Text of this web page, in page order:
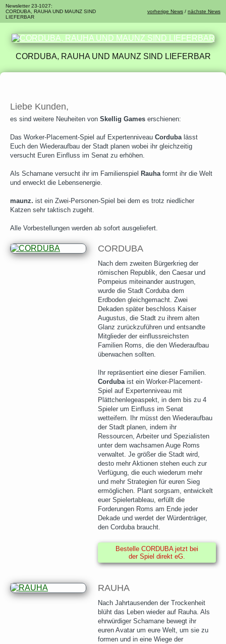
Newsletter 23-1027:
CORDUBA, RAUHA UND MAUNZ SIND
LIEFERBAR
vorherige News / nächste News
CORDUBA, RAUHA UND MAUNZ SIND LIEFERBAR
Liebe Kunden,
es sind weitere Neuheiten von Skellig Games erschienen:
Das Worker-Placement-Spiel auf Expertenniveau Cordubalässt
Euch den Wiederaufbau der Stadt planen wobei ihr gleichzeitig
versucht Euren Einfluss im Senat zu erhöhen.
Als Schamane versucht ihr im Familienspiel Rauhaformt ihr die Welt
und erweckt die Lebensenergie.
maunz. ist ein Zwei-Personen-Spiel bei dem es trotz niedlicher
Katzen sehr taktisch zugeht.
Alle Vorbestellungen werden ab sofort ausgeliefert.
CORDUBA
Nach dem zweiten Bürgerkrieg der
römischen Republik, den Caesar und
Pompeius miteinander austrugen,
wurde die Stadt Corduba dem
Erdboden gleichgemacht. Zwei
Dekaden später beschloss Kaiser
Augustus, die Stadt zu ihrem alten
Glanz zurückzuführen und entsandte
Mitglieder der einflussreichsten
Familien Roms, die den Wiederaufbau
überwachen sollten.
Ihr repräsentiert eine dieser Familien.
Corduba ist ein Worker-Placement-
Spiel auf Expertenniveau mit
Plättchenlegeaspekt, in dem bis zu 4
Spieler um Einfluss im Senat
wetteifern. Ihr müsst den Wiederaufbau
der Stadt planen, indem ihr
Ressourcen, Arbeiter und Spezialisten
unter dem wachsamen Auge Roms
verwaltet. Je größer die Stadt wird,
desto mehr Aktionen stehen euch zur
Verfügung, die euch wiederum mehr
und mehr Strategien für euren Sieg
ermöglichen. Plant sorgsam, entwickelt
euer Spielertableau, erfüllt die
Forderungen Roms am Ende jeder
Dekade und werdet der Würdenträger,
den Corduba braucht.
Bestelle CORDUBA jetzt bei
der Spiel direkt eG.
RAUHA
Nach Jahrtausenden der Trockenheit
blüht das Leben wieder auf Rauha. Als
ehrwürdiger Schamane bewegt ihr
euren Avatar um eure Welt, um sie zu
formen und in eine Wiege der